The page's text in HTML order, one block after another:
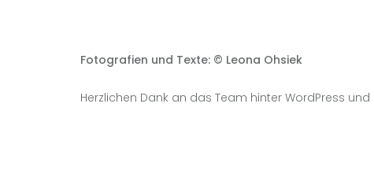
Fotografien und Texte: © Leona Ohsiek
Herzlichen Dank an das Team hinter WordPress